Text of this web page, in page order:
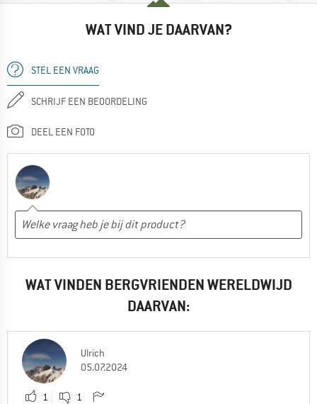
WAT VIND JE DAARVAN?
STEL EEN VRAAG
SCHRIJF EEN BEOORDELING
DEEL EEN FOTO
WAT VINDEN BERGVRIENDEN WERELDWIJD
DAARVAN:
Ulrich
05.07.2024
1 1